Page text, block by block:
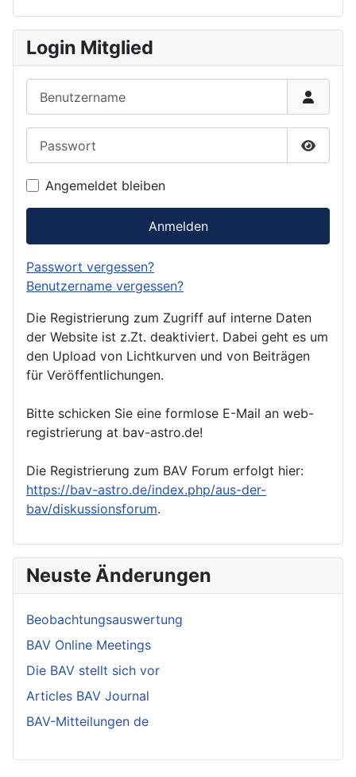
Login Mitglied
Angemeldet bleiben
Anmelden
Passwort vergessen?
Benutzername vergessen?
Die Registrierung zum Zugriff auf interne Daten
der Website ist z.Zt. deaktiviert. Dabei geht es um
den Upload von Lichtkurven und von Beiträgen
für Veröffentlichungen.
Bitte schicken Sie eine formlose E-Mail an web-
registrierung at bav-astro.de!
Die Registrierung zum BAV Forum erfolgt hier:
https://bav-astro.de/index.php/aus-der-
bav/diskussionsforum.
Neuste Änderungen
Beobachtungsauswertung
BAV Online Meetings
Die BAV stellt sich vor
Articles BAV Journal
BAV-Mitteilungen de